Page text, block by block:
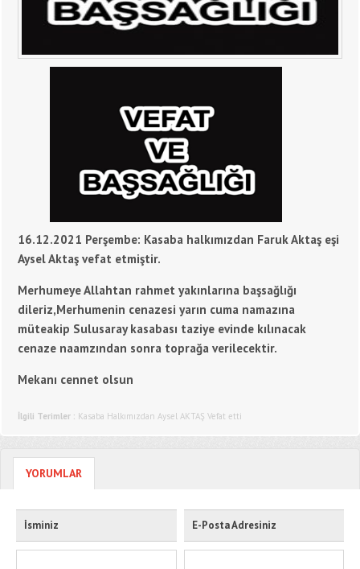
16.12.2021 Perşembe: Kasaba halkımızdan Faruk Aktaş eşi
Aysel Aktaş vefat etmiştir.
Merhumeye Allahtan rahmet yakınlarına başsağlığı
dileriz,Merhumenin cenazesi yarın cuma namazına
müteakip Sulusaray kasabası taziye evinde kılınacak
cenaze naamzından sonra toprağa verilecektir.
Mekanı cennet olsun
İlgili Terimler : Kasaba Halkımızdan Aysel AKTAŞ Vefat etti
YORUMLAR
İsminiz E-Posta Adresiniz